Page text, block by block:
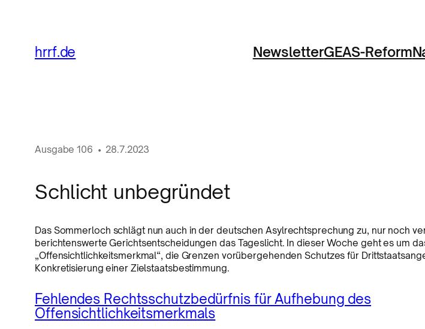
hrrf.de NewsletterGEAS-Reform
Ausgabe106 •28.7.2023
Schlicht unbegründet
Das Sommerloch schlägt nun auch in der deutschen Asylrechtsprechung zu, nur noch
berichtenswerte Gerichtsentscheidungen das Tageslicht. In dieser Woche geht es um
„Offensichtlichkeitsmerkmal“, die Grenzen vorübergehenden Schutzes für
Konkretisierung einer Zielstaatsbestimmung.
Fehlendes Rechtsschutzbedürfnis für Aufhebung des
Offensichtlichkeitsmerkmals